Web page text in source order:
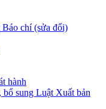
chí (sửa đổi)
hành
sung Luật Xuất bản